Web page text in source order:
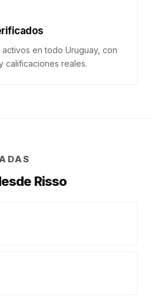
en todo Uruguay, con
calificaciones reales.
Risso